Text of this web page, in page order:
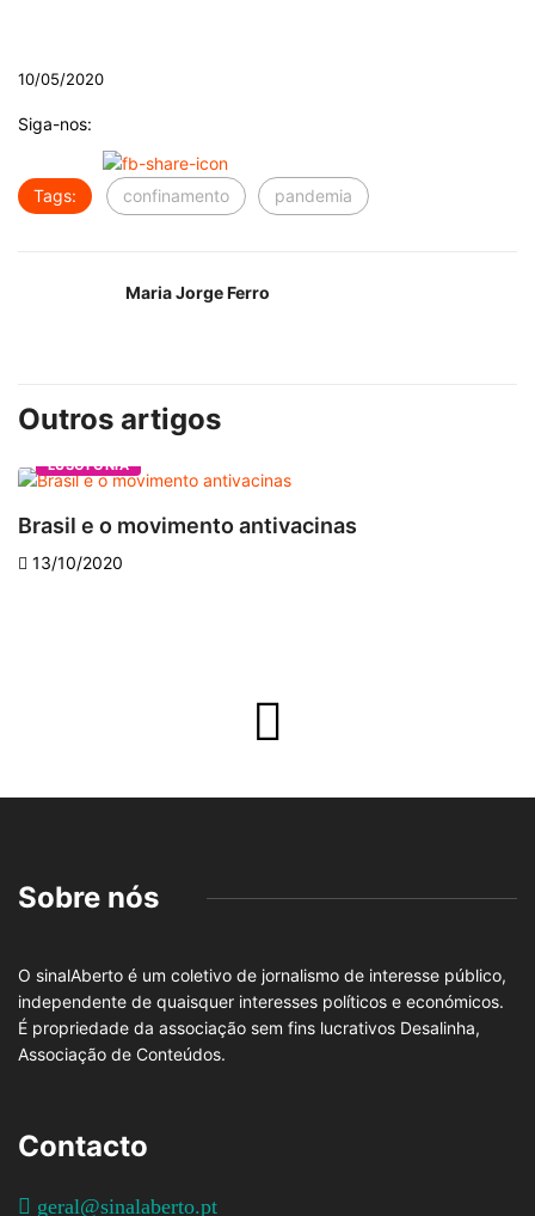
10/05/2020
Siga-nos:
Tags: confinamento pandemia
Maria Jorge Ferro
Outros artigos
LUSOFONIA
Brasil e o movimento antivacinas
13/10/2020
Sobre nós
O sinalAberto é um coletivo de jornalismo de interesse público,
independente de quaisquer interesses políticos e económicos.
É propriedade da associação sem fins lucrativos Desalinha,
Associação de Conteúdos.
Contacto
geral@sinalaberto.pt